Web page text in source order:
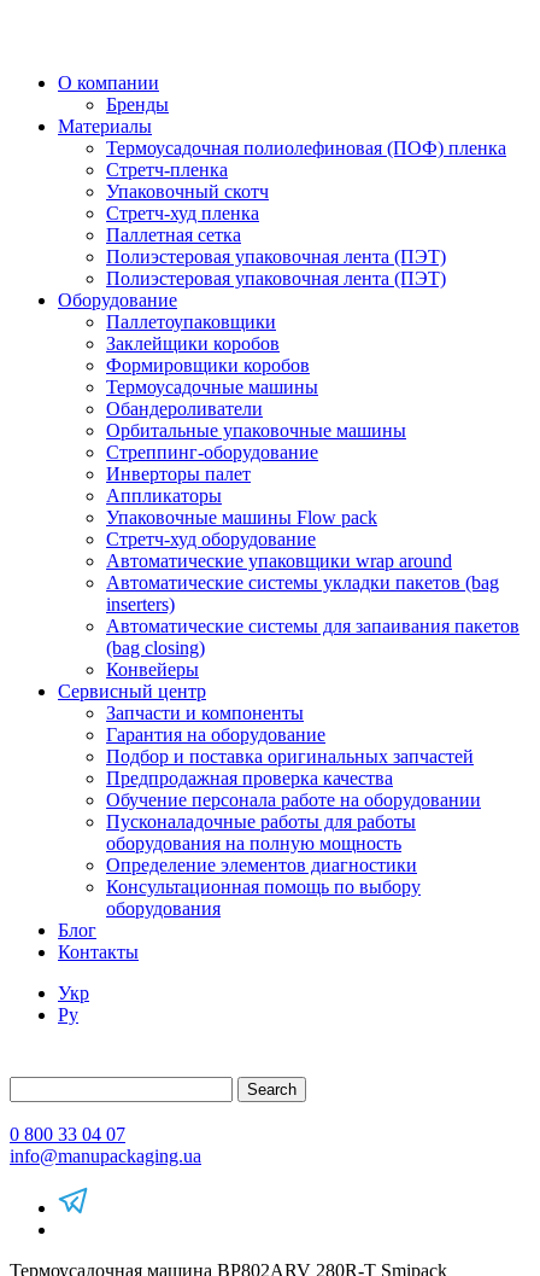
О компании
Бренды
Материалы
Термоусадочная полиолефиновая (ПОФ) пленка
Стретч-пленка
Упаковочный скотч
Стретч-худ пленка
Паллетная сетка
Полиэстеровая упаковочная лента (ПЭТ)
Полиэстеровая упаковочная лента (ПЭТ)
Оборудование
Паллетоупаковщики
Заклейщики коробов
Формировщики коробов
Термоусадочные машины
Обандероливатели
Орбитальные упаковочные машины
Стреппинг-оборудование
Инверторы палет
Аппликаторы
Упаковочные машины Flow pack
Стретч-худ оборудование
Автоматические упаковщики wrap around
Автоматические системы укладки пакетов (bag
inserters)
Автоматические системы для запаивания пакетов
(bag closing)
Конвейеры
Сервисный центр
Запчасти и компоненты
Гарантия на оборудование
Подбор и поставка оригинальных запчастей
Предпродажная проверка качества
Обучение персонала работе на оборудовании
Пусконаладочные работы для работы
оборудования на полную мощность
Определение элементов диагностики
Консультационная помощь по выбору
оборудования
Блог
Контакты
Укр
Ру
Search
0 800 33 04 07
info@manupackaging.ua
Термоусадочная машина BP802ARV 280R-T Smipack